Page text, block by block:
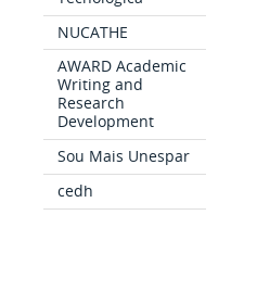
NUCATHE
AWARD Academic
Writing and
Research
Development
Sou Mais Unespar
cedh